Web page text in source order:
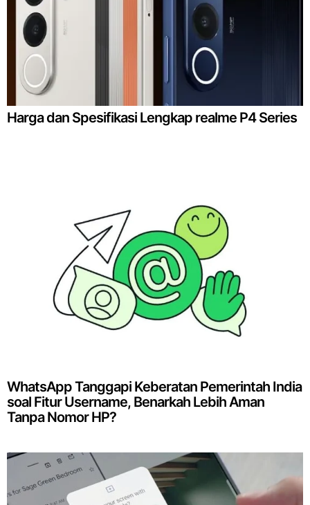
Harga dan Spesifikasi Lengkap realme P4 Series
WhatsApp Tanggapi Keberatan Pemerintah India
soal Fitur Username, Benarkah Lebih Aman
Tanpa Nomor HP?